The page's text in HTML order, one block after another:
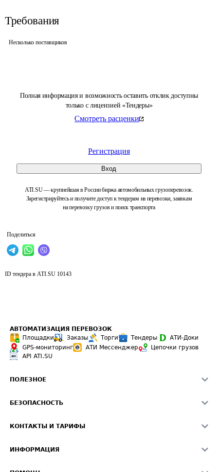
Полная информация и возможность оставить отклик доступны
только с лицензией «Тендеры»
Смотреть расценки
Регистрация
Вход
ATI.SU — крупнейшая в России биржа автомобильных грузоперевозок.
Зарегистрируйтесь и получите доступ к тендерам на перевозки, заявкам
на перевозку грузов и поиск транспорта
Поделиться
Требования
Несколько поставщиков
ID тендера в ATI.SU 10143
АВТОМАТИЗАЦИЯ ПЕРЕВОЗОК
Площадки
Заказы Торги Тендеры
АТИ-Доки
GPS-мониторинг
АТИ Мессенджер
Цепочки грузов
API ATI.SU
ПОЛЕЗНОЕ
Звезды ATI.SU на вашем сайте
Средние ставки
БЕЗОПАСНОСТЬ
Светофор+
КОНТАКТЫ И ТАРИФЫ
Реклама на сайте
ИНФОРМАЦИЯ